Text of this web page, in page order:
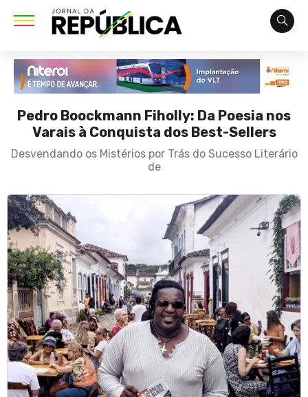
Pedro Boockmann Fiholly: Da Poesia nos
Varais à Conquista dos Best-Sellers
Desvendando os Mistérios por Trás do Sucesso Literário
de